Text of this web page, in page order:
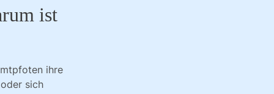
ist
ihre
sich